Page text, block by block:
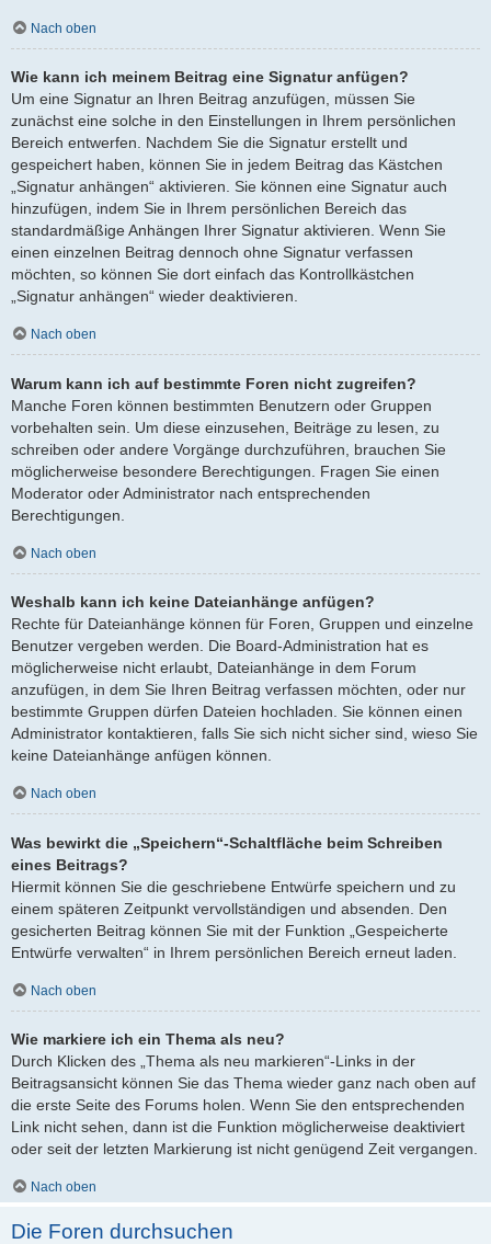
Nach oben
Wie kann ich meinem Beitrag eine Signatur anfügen?
Um eine Signatur an Ihren Beitrag anzufügen, müssen Sie
zunächst eine solche in den Einstellungen in Ihrem persönlichen
Bereich entwerfen. Nachdem Sie die Signatur erstellt und
gespeichert haben, können Sie in jedem Beitrag das Kästchen
„Signatur anhängen“ aktivieren. Sie können eine Signatur auch
hinzufügen, indem Sie in Ihrem persönlichen Bereich das
standardmäßige Anhängen Ihrer Signatur aktivieren. Wenn Sie
einen einzelnen Beitrag dennoch ohne Signatur verfassen
möchten, so können Sie dort einfach das Kontrollkästchen
„Signatur anhängen“ wieder deaktivieren.
Nach oben
Warum kann ich auf bestimmte Foren nicht zugreifen?
Manche Foren können bestimmten Benutzern oder Gruppen
vorbehalten sein. Um diese einzusehen, Beiträge zu lesen, zu
schreiben oder andere Vorgänge durchzuführen, brauchen Sie
möglicherweise besondere Berechtigungen. Fragen Sie einen
Moderator oder Administrator nach entsprechenden
Berechtigungen.
Nach oben
Weshalb kann ich keine Dateianhänge anfügen?
Rechte für Dateianhänge können für Foren, Gruppen und einzelne
Benutzer vergeben werden. Die Board-Administration hat es
möglicherweise nicht erlaubt, Dateianhänge in dem Forum
anzufügen, in dem Sie Ihren Beitrag verfassen möchten, oder nur
bestimmte Gruppen dürfen Dateien hochladen. Sie können einen
Administrator kontaktieren, falls Sie sich nicht sicher sind, wieso Sie
keine Dateianhänge anfügen können.
Nach oben
Was bewirkt die „Speichern“-Schaltfläche beim Schreiben
eines Beitrags?
Hiermit können Sie die geschriebene Entwürfe speichern und zu
einem späteren Zeitpunkt vervollständigen und absenden. Den
gesicherten Beitrag können Sie mit der Funktion „Gespeicherte
Entwürfe verwalten“ in Ihrem persönlichen Bereich erneut laden.
Nach oben
Wie markiere ich ein Thema als neu?
Durch Klicken des „Thema als neu markieren“-Links in der
Beitragsansicht können Sie das Thema wieder ganz nach oben auf
die erste Seite des Forums holen. Wenn Sie den entsprechenden
Link nicht sehen, dann ist die Funktion möglicherweise deaktiviert
oder seit der letzten Markierung ist nicht genügend Zeit vergangen.
Nach oben
Die Foren durchsuchen